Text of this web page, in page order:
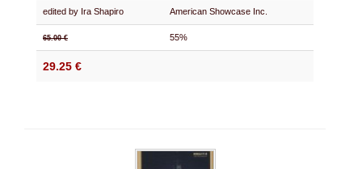
edited by Ira Shapiro American Showcase Inc.
65.00 € 55%
29.25 €